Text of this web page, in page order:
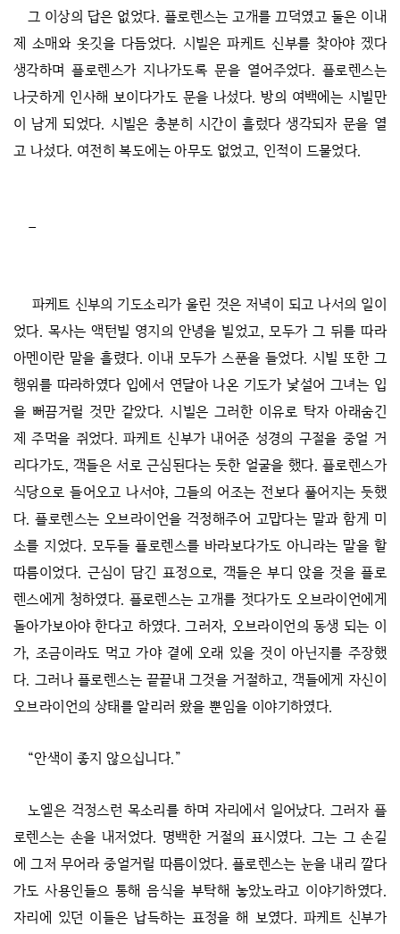
그 이상의 답은 없었다. 플로렌스는 고개를 끄덕였고 둘은 이내
제 소매와 옷깃을 다듬었다. 시빌은 파케트 신부를 찾아야 겠다
생각하며 플로렌스가 지나가도록 문을 열어주었다. 플로렌스는
나긋하게 인사해 보이다가도 문을 나섰다. 방의 여백에는 시빌만
이 남게 되었다. 시빌은 충분히 시간이 흘렀다 생각되자 문을 열
고 나섰다. 여전히 복도에는 아무도 없었고, 인적이 드물었다.
–
파케트 신부의 기도소리가 울린 것은 저녁이 되고 나서의 일이
었다. 목사는 액턴빌 영지의 안녕을 빌었고, 모두가 그 뒤를 따라
아멘이란 말을 흘렸다. 이내 모두가 스푼을 들었다. 시빌 또한 그
행위를 따라하였다 입에서 연달아 나온 기도가 낯설어 그녀는 입
을 뻐끔거릴 것만 같았다. 시빌은 그러한 이유로 탁자 아래숨긴
제 주먹을 쥐었다. 파케트 신부가 내어준 성경의 구절을 중얼 거
리다가도, 객들은 서로 근심된다는 듯한 얼굴을 했다. 플로렌스가
식당으로 들어오고 나서야, 그들의 어조는 전보다 풀어지는 듯했
다. 플로렌스는 오브라이언을 걱정해주어 고맙다는 말과 함게 미
소를 지었다. 모두들 플로렌스를 바라보다가도 아니라는 말을 할
따름이었다. 근심이 담긴 표정으로, 객들은 부디 앉을 것을 플로
렌스에게 청하였다. 플로렌스는 고개를 젓다가도 오브라이언에게
돌아가보아야 한다고 하였다. 그러자, 오브라이언의 동생 되는 이
가, 조금이라도 먹고 가야 곁에 오래 있을 것이 아닌지를 주장했
다. 그러나 플로렌스는 끝끝내 그것을 거절하고, 객들에게 자신이
오브라이언의 상태를 알리러 왔을 뿐임을 이야기하였다.
“안색이 좋지 않으십니다.”
노엘은 걱정스런 목소리를 하며 자리에서 일어났다. 그러자 플
로렌스는 손을 내저었다. 명백한 거절의 표시였다. 그는 그 손길
에 그저 무어라 중얼거릴 따름이었다. 플로렌스는 눈을 내리 깔다
가도 사용인들으 통해 음식을 부탁해 놓았노라고 이야기하였다.
자리에 있던 이들은 납득하는 표정을 해 보였다. 파케트 신부가